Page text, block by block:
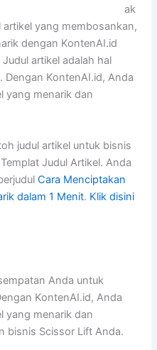
ak
yang membosankan,
dengan KontenAI.id
artikel adalah hal
Dengan KontenAI.id, Anda
yang menarik dan
judul artikel untuk bisnis
Judul Artikel. Anda
Cara Menciptakan
dalam 1 Menit. Klik disini
Anda untuk
KontenAI.id, Anda
yang menarik dan
bisnis Scissor Lift Anda.